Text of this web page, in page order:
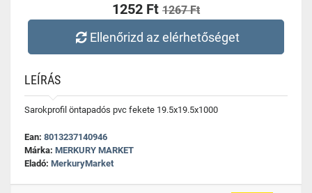
1252 Ft 1267 Ft
Ellenőrizd az elérhetőséget
LEÍRÁS
Sarokprofil öntapadós pvc fekete 19.5x19.5x1000
Ean: 8013237140946
Márka: MERKURY MARKET
Eladó: MerkuryMarket